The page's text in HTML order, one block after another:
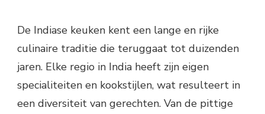
De Indiase keuken kent een lange en rijke
culinaire traditie die teruggaat tot duizenden
jaren. Elke regio in India heeft zijn eigen
specialiteiten en kookstijlen, wat resulteert in
een diversiteit van gerechten. Van de pittige